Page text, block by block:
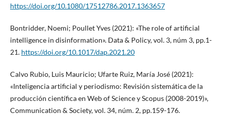
https://doi.org/10.1080/17512786.2017.1363657
Bontridder, Noemi; Poullet Yves (2021): «The role of artificial
intelligence in disinformation». Data & Policy, vol. 3, núm 3, pp.1-
21. https://doi.org/10.1017/dap.2021.20
Calvo Rubio, Luis Mauricio; Ufarte Ruiz, María José (2021):
«Inteligencia artificial y periodismo: Revisión sistemática de la
producción científica en Web of Science y Scopus (2008-2019)»,
Communication & Society, vol. 34, núm. 2, pp.159-176.